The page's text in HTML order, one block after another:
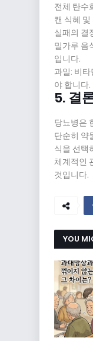
전체 탄수
캔 식혜
실패의 결
밀가루 음
입니다.
과일: 비
야 합니다.
5. 결
당뇨병은
단순히 약
식을 선택
체계적인
것입니다.
YOU